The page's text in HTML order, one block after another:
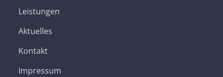
Leistungen
Aktuelles
Kontakt
Impressum